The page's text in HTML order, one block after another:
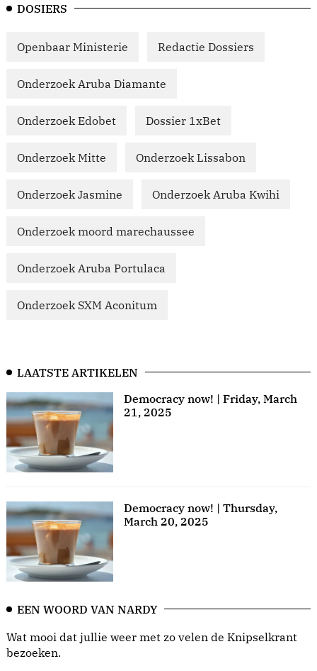
DOSIERS
Openbaar Ministerie Redactie Dossiers
Onderzoek Aruba Diamante
Onderzoek Edobet Dossier 1xBet
Onderzoek Mitte Onderzoek Lissabon
Onderzoek Jasmine Onderzoek Aruba Kwihi
Onderzoek moord marechaussee
Onderzoek Aruba Portulaca
Onderzoek SXM Aconitum
LAATSTE ARTIKELEN
Democracy now! | Friday, March
21, 2025
Democracy now! | Thursday,
March 20, 2025
EEN WOORD VAN NARDY
Wat mooi dat jullie weer met zo velen de Knipselkrant
bezoeken.